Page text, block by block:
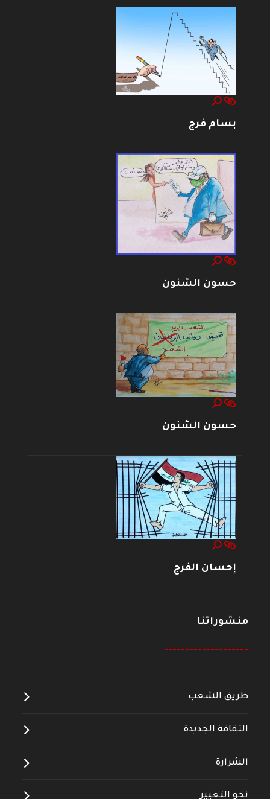
بسام فرج
حسون الشنون
حسون الشنون
إحسان الفرج
منشوراتنا
--------------------
طريق الشعب
الثقافة الجديدة
الشرارة
نحو التغيير